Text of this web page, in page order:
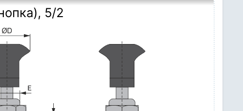
5/2